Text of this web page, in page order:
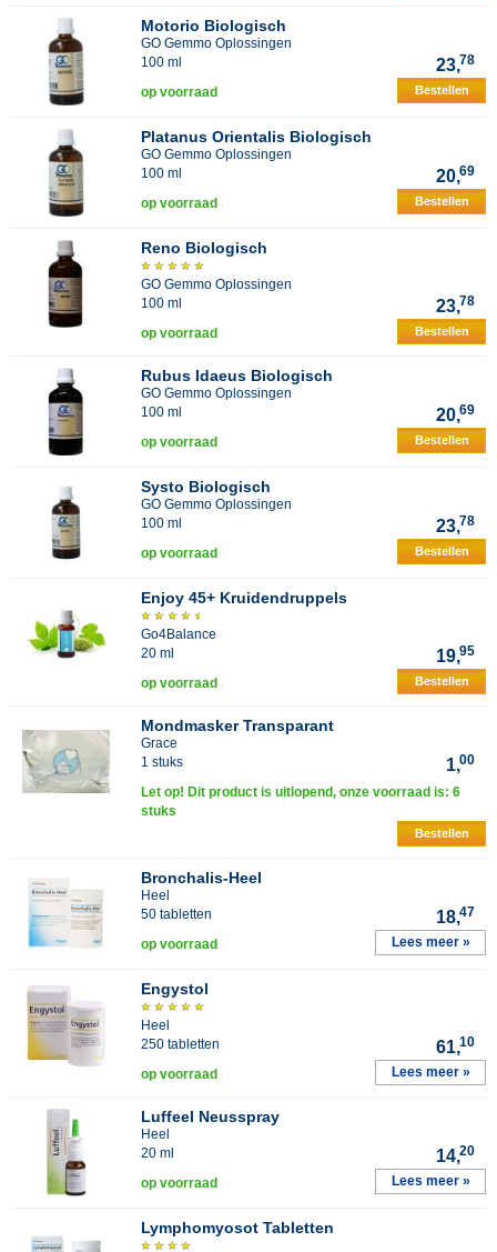
Motorio Biologisch
GO Gemmo Oplossingen
100 ml
23,78
op voorraad Bestellen
Platanus Orientalis Biologisch
GO Gemmo Oplossingen
100 ml
20,69
op voorraad Bestellen
Reno Biologisch
GO Gemmo Oplossingen
100 ml
23,78
op voorraad Bestellen
Rubus Idaeus Biologisch
GO Gemmo Oplossingen
100 ml
20,69
op voorraad Bestellen
Systo Biologisch
GO Gemmo Oplossingen
100 ml
23,78
op voorraad Bestellen
Enjoy 45+ Kruidendruppels
Go4Balance
20 ml
19,95
op voorraad Bestellen
Mondmasker Transparant
Grace
1 stuks
1,00
Let op! Dit product is uitlopend, onze voorraad is: 6
stuks
Bestellen
Bronchalis-Heel
Heel
50 tabletten
18,47
op voorraad Lees meer »
Engystol
Heel
250 tabletten
61,10
op voorraad Lees meer »
Luffeel Neusspray
Heel
20 ml
14,20
op voorraad Lees meer »
Lymphomyosot Tabletten